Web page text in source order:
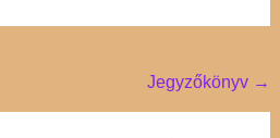
Jegyzőkönyv →